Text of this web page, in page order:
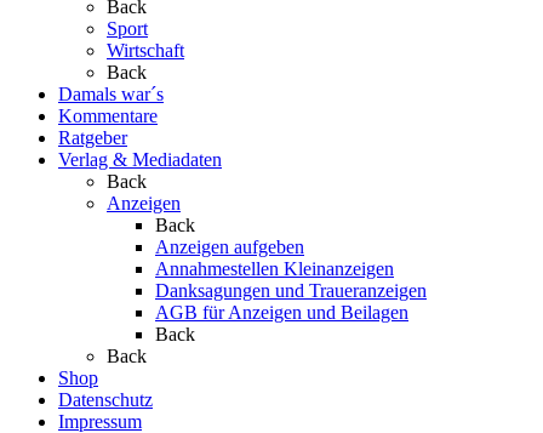
Back
Sport
Wirtschaft
Back
Damals war´s
Kommentare
Ratgeber
Verlag & Mediadaten
Back
Anzeigen
Back
Anzeigen aufgeben
Annahmestellen Kleinanzeigen
Danksagungen und Traueranzeigen
AGB für Anzeigen und Beilagen
Back
Back
Shop
Datenschutz
Impressum